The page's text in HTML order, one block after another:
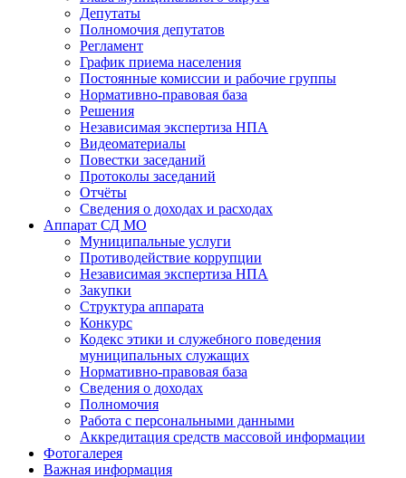
Депутаты
Полномочия депутатов
Регламент
График приема населения
Постоянные комиссии и рабочие группы
Нормативно-правовая база
Решения
Независимая экспертиза НПА
Видеоматериалы
Повестки заседаний
Протоколы заседаний
Отчёты
Сведения о доходах и расходах
Аппарат СД МО
Муниципальные услуги
Противодействие коррупции
Независимая экспертиза НПА
Закупки
Структура аппарата
Конкурс
Кодекс этики и служебного поведения
муниципальных служащих
Нормативно-правовая база
Сведения о доходах
Полномочия
Работа с персональными данными
Аккредитация средств массовой информации
Фотогалерея
Важная информация